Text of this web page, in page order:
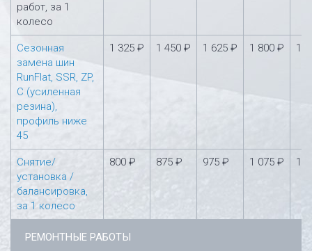
работ, за 1
колесо
Сезонная
замена шин
RunFlat, SSR, ZP,
С (усиленная
резина),
профиль ниже
45
1 325 ₽ 1 450 ₽ 1 625 ₽ 1 800 ₽ 1
Снятие/
установка /
балансировка,
за 1 колесо
800 ₽ 875 ₽ 975 ₽ 1 075 ₽ 1
РЕМОНТНЫЕ РАБОТЫ